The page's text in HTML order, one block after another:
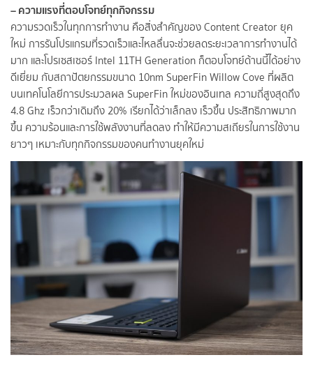
– ความแรงที่ตอบโจทย์ทุกกิจกรรม
ความรวดเร็วในทุกการทำงาน คือสิ่งสำคัญของ Content Creator ยุค
ใหม่ การรันโปรแกรมที่รวดเร็วและไหลลื่นจะช่วยลดระยะเวลาการทำงานได้
มาก และโปรเซสเซอร์ Intel 11TH Generation ก็ตอบโจทย์ด้านนี้ได้อย่าง
ดีเยี่ยม กับสถาปัตยกรรมขนาด 10nm SuperFin Willow Cove ที่ผลิต
บนเทคโนโลยีการประมวลผล SuperFin ใหม่ของอินเทล ความถี่สูงสุดถึง
4.8 Ghz เร็วกว่าเดิมถึง 20% เรียกได้ว่าเล็กลง เร็วขึ้น ประสิทธิภาพมาก
ขึ้น ความร้อนและการใช้พลังงานที่ลดลง ทำให้มีความสเถียรในการใช้งาน
ยาวๆ เหมาะกับทุกกิจกรรมของคนทำงานยุคใหม่